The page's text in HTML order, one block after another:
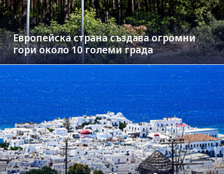
Европейска страна създава огромни
гори около 10 големи града